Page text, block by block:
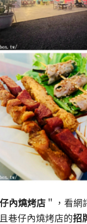
內燒烤店 ＂，看網
巷仔內燒烤店的招